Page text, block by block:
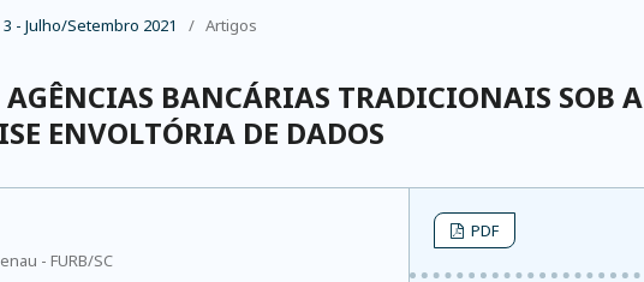
3 - Julho/Setembro 2021 / Artigos
BANCÁRIAS TRADICIONAIS SOB A
ENVOLTÓRIA DE DADOS
- FURB/SC
PDF